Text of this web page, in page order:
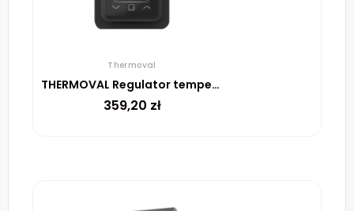
Thermoval
THERMOVAL Regulator temperatury TVT 40 CC WiFi Czarny
359,20 zł